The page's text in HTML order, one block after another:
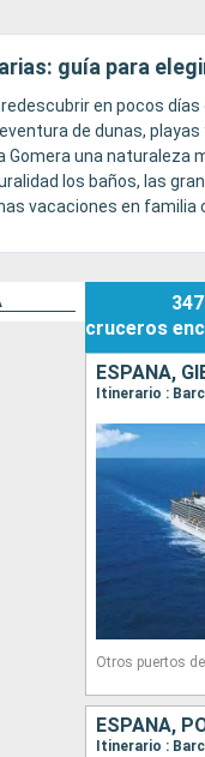
guía para
en pocos
de dunas,
una naturaleza
los baños, las
vacaciones en familia
347
cruceros
ESPAÑA,
Itinerario :
Otros puertos
ESPAÑA,
Itinerario :